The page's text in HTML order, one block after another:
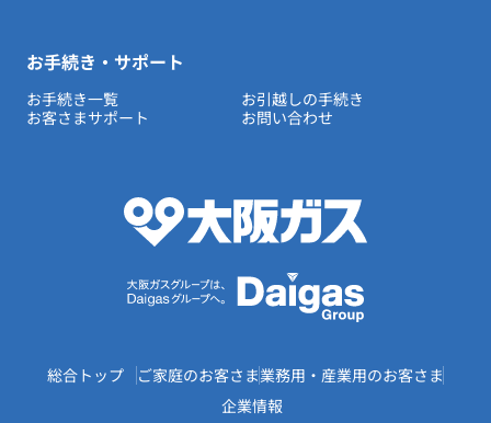
お手続き・サポート
お手続き一覧
お引越しの手続き
お客さまサポート
お問い合わせ
総合トップ ご家庭のお客さま業務用・産業用のお客さま
企業情報